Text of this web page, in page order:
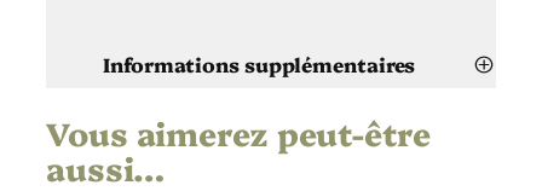
Informations supplémentaires
Attributs Valeur
Artiste Félix Bracquemond
Vous aimerez peut-être
aussi…